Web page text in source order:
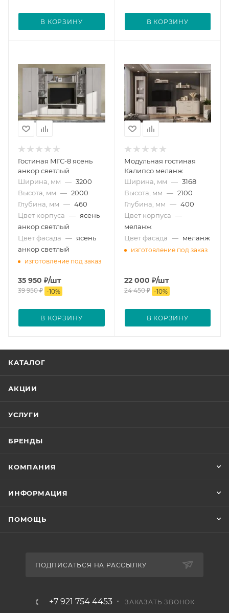
В КОРЗИНУ В КОРЗИНУ
Гостиная МГС-8 ясень
анкор светлый
Ширина, мм — 3200
Высота, мм — 2000
Глубина, мм — 460
Цвет корпуса — ясень
анкор светлый
Цвет фасада — ясень
анкор светлый
изготовление под заказ
35 950 ₽/шт
39 950₽ -10%
В КОРЗИНУ
Модульная гостиная
Калипсо меланж
Ширина, мм — 3168
Высота, мм — 2100
Глубина, мм — 400
Цвет корпуса —
меланж
Цвет фасада — меланж
изготовление под заказ
22 000 ₽/шт
24 450₽ -10%
В КОРЗИНУ
КАТАЛОГ
АКЦИИ
УСЛУГИ
БРЕНДЫ
КОМПАНИЯ
ИНФОРМАЦИЯ
ПОМОЩЬ
ПОДПИСАТЬСЯ НА РАССЫЛКУ
+7 921 754 4453 ЗАКАЗАТЬ ЗВОНОК